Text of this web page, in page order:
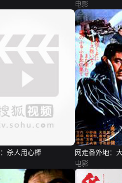
电影
杀人用心棒
网走番外地：
电影